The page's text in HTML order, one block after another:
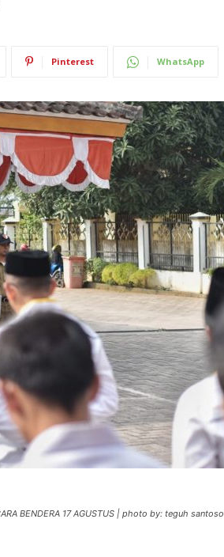
Pinterest WhatsApp
BENDERA 17 AGUSTUS | photo by: teguh santoso